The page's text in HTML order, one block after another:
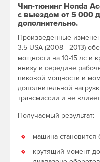
Чип-тюнинг Honda
с выездом от 5 000
дополнительно.
Произведенные
3.5 USA (2008 - 2013)
мощности на 10-15 лс и
внизу и середине
пиковой мощности и
дополнительной
трансмиссии и не
Получаемый результат:
машина
крутящий момент